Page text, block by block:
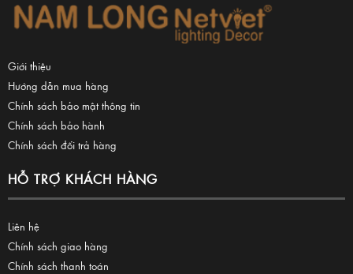
Giới thiệu
Hướng dẫn mua hàng
Chính sách bảo mật thông tin
Chính sách bảo hành
Chính sách đổi trả hàng
HỖ TRỢ KHÁCH HÀNG
Liên hệ
Chính sách giao hàng
Chính sách thanh toán